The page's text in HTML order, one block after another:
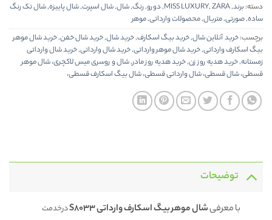
دسته:برند,
MISS LUXURY,ZARA
,دورو,رنگ,شال,شال اسپرت,شال پاییزه,شال تک رنگ
ساده,صورتی,متریال,محصولات وارداتی,موهر
برچسب:خرید آنلاین شال,خرید بیگ اسکارف,خرید شال,خرید شال خفن,خرید شال موهر
بیگ اسکارف وارداتی,خرید شال موهر وارداتی,خرید شال وارداتی,خرید شال وارداتی
زمستانه,خرید هدیه روز زن,خرید هدیه روز مادر,شال و روسری میس لاکچری، شال موهر
قسطی، شال قسطی، شال وارداتی قسطی، شال بیگ اسکارف قسطی،
توضیحات
با معرفیشال موهر بیگ اسکارف وارداتی S8033
درخدمت